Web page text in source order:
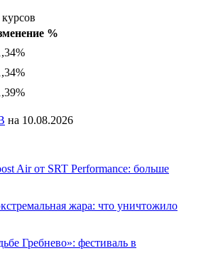
%
%
%
%
на 10.08.2026
Air от SRT Performance: больше
жара: что уничтожило
Гребнево»: фестиваль в